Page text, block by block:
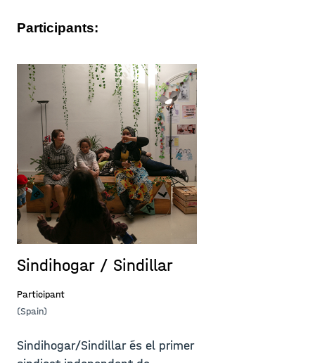
Participants:
Sindihogar / Sindillar
Participant
(Spain)
Sindihogar/Sindillar és el primer